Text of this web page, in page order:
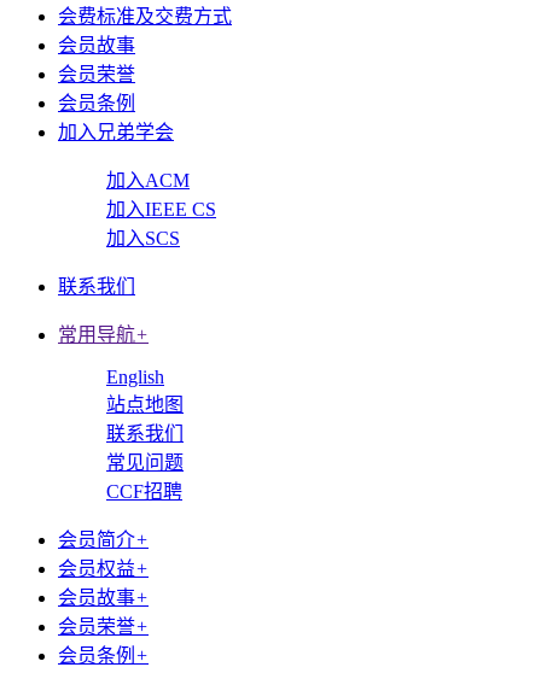
会费标准及交费方式
会员故事
会员荣誉
会员条例
加入兄弟学会
加入ACM
加入IEEE CS
加入SCS
联系我们
常用导航+
English
站点地图
联系我们
常见问题
CCF招聘
会员简介+
会员权益+
会员故事+
会员荣誉+
会员条例 +